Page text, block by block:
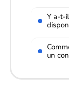
Y a-t-
un